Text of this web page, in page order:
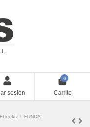
sesión
0
Carrito
FUNDA